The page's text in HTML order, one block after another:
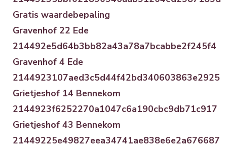
Gratis waardebepaling
Gravenhof 22 Ede
214492e5d64b3bb82a43a78a7bcabbe2f245f4
Gravenhof 4 Ede
2144923107aed3c5d44f42bd340603863e2925
Grietjeshof 14 Bennekom
2144923f6252270a1047c6a190cbc9db71c917
Grietjeshof 43 Bennekom
21449225e49827eea34741ae838e6e2a676687